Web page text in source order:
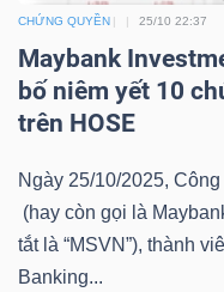
CHỨNG QUYỀN 25/10 22:37
Maybank
bố niêm yết 10
trên HOSE
Ngày 25/10/2025,
(hay còn gọi là
tắt là “MSVN”), thành
Banking...
(-)
VS-
SECTOR
NĂNG